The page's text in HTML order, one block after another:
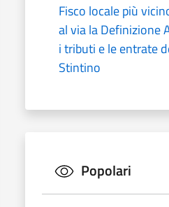
Fisco locale più
al via la Definizione
i tributi e le entrate
Stintino
Popolari